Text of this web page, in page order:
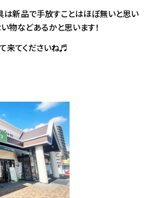
新品で手放すことはほぼ無いと思い
物などあるかと思います！
来てくださいね♬